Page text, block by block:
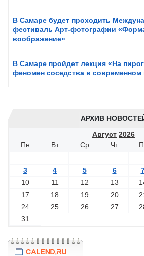
В Самаре будет проходить
фестиваль Арт-фотографии
воображение»
В Самаре пройдет лекция «На
феномен соседства в современном
АРХИВ
Август 2026
Пн
Вт Ср Чт
3
4 5 6
10
11 12 13
17
18 19 20
24
25 26 27
31